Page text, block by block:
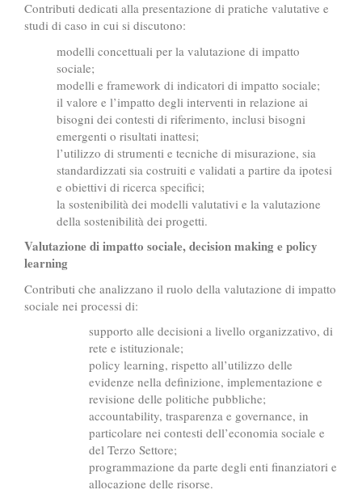
Contributi dedicati alla presentazione di pratiche valutative e
studi di caso in cui si discutono:
modelli concettuali per la valutazione di impatto
sociale;
modelli e framework di indicatori di impatto sociale;
il valore e l’impatto degli interventi in relazione ai
bisogni dei contesti di riferimento, inclusi bisogni
emergenti o risultati inattesi;
l’utilizzo di strumenti e tecniche di misurazione, sia
standardizzati sia costruiti e validati a partire da ipotesi
e obiettivi di ricerca specifici;
la sostenibilità dei modelli valutativi e la valutazione
della sostenibilità dei progetti.
Valutazione di impatto sociale, decision making e policy
learning
Contributi che analizzano il ruolo della valutazione di impatto
sociale nei processi di:
supporto alle decisioni a livello organizzativo, di
rete e istituzionale;
policy learning, rispetto all’utilizzo delle
evidenze nella definizione, implementazione e
revisione delle politiche pubbliche;
accountability, trasparenza e governance, in
particolare nei contesti dell’economia sociale e
del Terzo Settore;
programmazione da parte degli enti finanziatori e
allocazione delle risorse.